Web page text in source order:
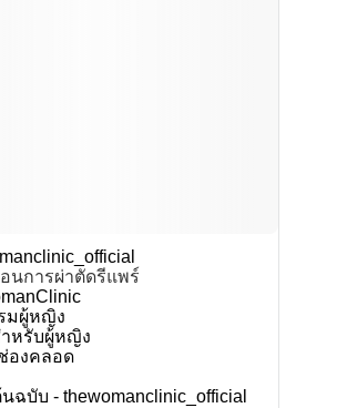
นการผ่าตัดรีแพร์
มผู้หญิง
หรับผู้หญิง
องคลอด
ฉบับ - thewomanclinic_official